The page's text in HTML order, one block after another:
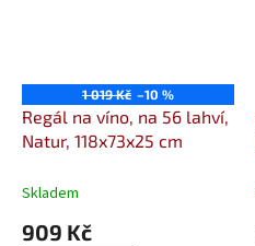
1 019 Kč –10 %
Regál na víno, na 56 lahví,
Natur, 118x73x25 cm
Skladem
909 Kč